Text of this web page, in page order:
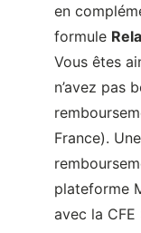
en
formule
Vous êtes
n’avez pas
France).
plateforme
avec la CFE